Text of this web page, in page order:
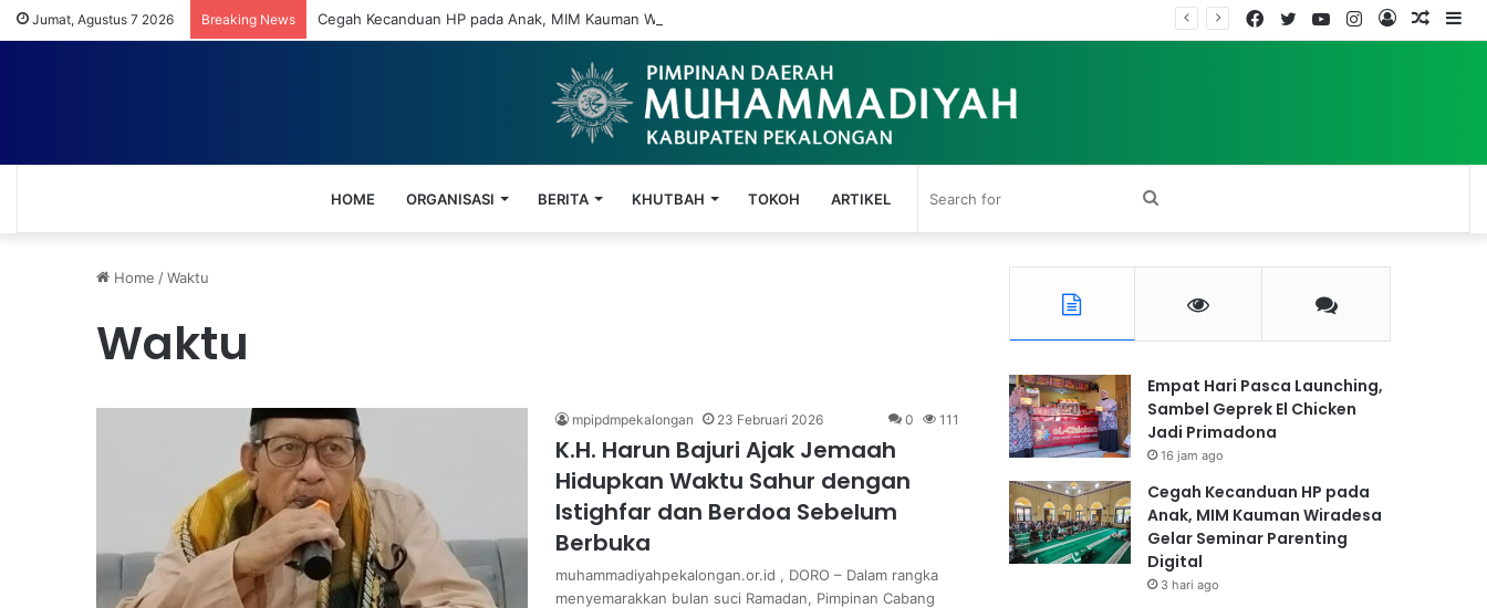
Jumat, Agustus 7 2026 Breaking News Cegah Kecanduan HP pada Anak, MIM Kauman Wiradesa Gelar Seminar Parenting Digital
Log
Instagram
YouTube
Twitter
Facebook
HOME ORGANISASI BERITA KHUTBAH TOKOH ARTIKEL Search
for
Home /Waktu
Waktu
mpipdmpekalongan 23 Februari 2026 0 111
K.H. Harun Bajuri Ajak Jemaah
Hidupkan Waktu Sahur dengan
Istighfar dan Berdoa Sebelum
Berbuka
muhammadiyahpekalongan.or.id , DORO – Dalam rangka
menyemarakkan bulan suci Ramadan, Pimpinan Cabang
Empat Hari Pasca Launching,
Sambel Geprek El Chicken
Jadi Primadona
16 jam ago
Cegah Kecanduan HP pada
Anak, MIM Kauman Wiradesa
Gelar Seminar Parenting
Digital
3 hari ago